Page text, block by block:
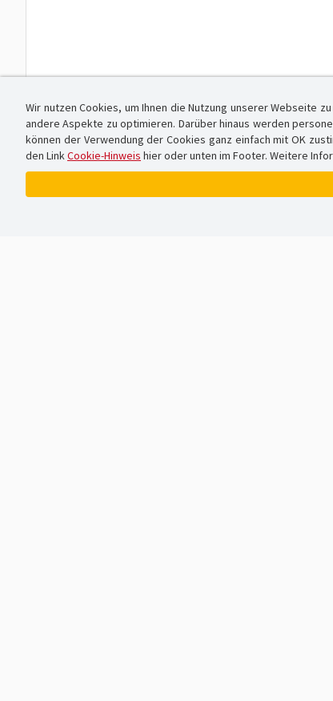
Wir nutzen Cookies, um Ihnen die Nutzung unserer Webseite
andere Aspekte zu optimieren. Darüber hinaus werden
können der Verwendung der Cookies ganz einfach mit OK
den LinkCookie-Hinweis hier oder unten im Footer. Weitere